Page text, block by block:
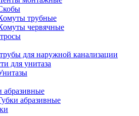
трубные
червячные
для наружной канализации
для унитаза
абразивные
абразивные